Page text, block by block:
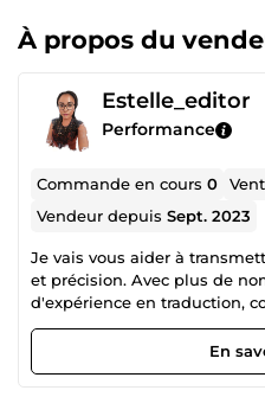
À propos du
Estelle_editor
Performance
Commande en cours0
Vendeur depuisSept. 2023
Je vais vous aider à
et précision. Avec plus de
d'expérience en traduction,
une professionnelle
travaillé avec des clients de
offrir des services
En